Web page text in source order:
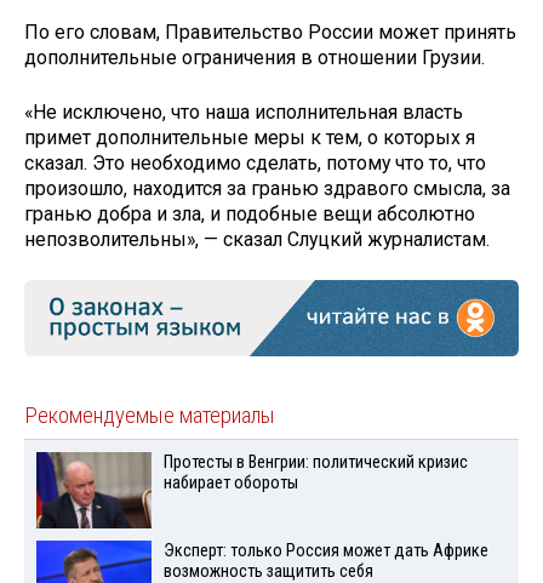
По его словам, Правительство России может принять
дополнительные ограничения в отношении Грузии.
«Не исключено, что наша исполнительная власть
примет дополнительные меры к тем, о которых я
сказал​​​. Это необходимо сделать, потому что то, что
произошло, находится за гранью здравого смысла, за
гранью добра и зла, и подобные вещи абсолютно
непозволительны», — сказал Слуцкий журналистам.
Рекомендуемые материалы
Протесты в Венгрии: политический кризис
набирает обороты
Эксперт: только Россия может дать Африке
возможность защитить себя